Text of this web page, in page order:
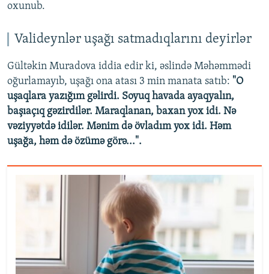
oxunub.
Valideynlər uşağı satmadıqlarını deyirlər
Gültəkin Muradova iddia edir ki, əslində Məhəmmədi
oğurlamayıb, uşağı ona atası 3 min manata satıb: "O
uşaqlara yazığım gəlirdi. Soyuq havada ayaqyalın,
başıaçıq gəzirdilər. Maraqlanan, baxan yox idi. Nə
vəziyyətdə idilər. Mənim də övladım yox idi. Həm
uşağa, həm də özümə görə...".